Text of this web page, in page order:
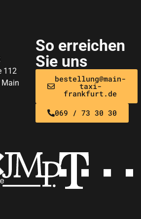
112
So erreichen
Sie uns
bestellung@main-
taxi-
frankfurt.de
069 / 73 30 30